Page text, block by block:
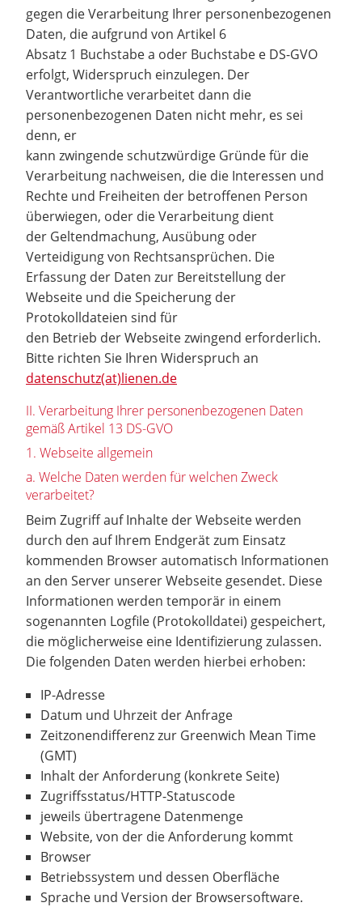
gegen die Verarbeitung Ihrer personenbezogenen
Daten, die aufgrund von Artikel 6
Absatz 1 Buchstabe a oder Buchstabe e DS-GVO
erfolgt, Widerspruch einzulegen. Der
Verantwortliche verarbeitet dann die
personenbezogenen Daten nicht mehr, es sei
denn, er
kann zwingende schutzwürdige Gründe für die
Verarbeitung nachweisen, die die Interessen und
Rechte und Freiheiten der betroffenen Person
überwiegen, oder die Verarbeitung dient
der Geltendmachung, Ausübung oder
Verteidigung von Rechtsansprüchen. Die
Erfassung der Daten zur Bereitstellung der
Webseite und die Speicherung der
Protokolldateien sind für
den Betrieb der Webseite zwingend erforderlich.
Bitte richten Sie Ihren Widerspruch an
datenschutz(at)lienen.de
II. Verarbeitung Ihrer personenbezogenen Daten
gemäß Artikel 13 DS-GVO
1. Webseite allgemein
a. Welche Daten werden für welchen Zweck
verarbeitet?
Beim Zugriff auf Inhalte der Webseite werden
durch den auf Ihrem Endgerät zum Einsatz
kommenden Browser automatisch Informationen
an den Server unserer Webseite gesendet. Diese
Informationen werden temporär in einem
sogenannten Logfile (Protokolldatei) gespeichert,
die möglicherweise eine Identifizierung zulassen.
Die folgenden Daten werden hierbei erhoben:
IP-Adresse
Datum und Uhrzeit der Anfrage
Zeitzonendifferenz zur Greenwich Mean Time
(GMT)
Inhalt der Anforderung (konkrete Seite)
Zugriffsstatus/HTTP-Statuscode
jeweils übertragene Datenmenge
Website, von der die Anforderung kommt
Browser
Betriebssystem und dessen Oberfläche
Sprache und Version der Browsersoftware.